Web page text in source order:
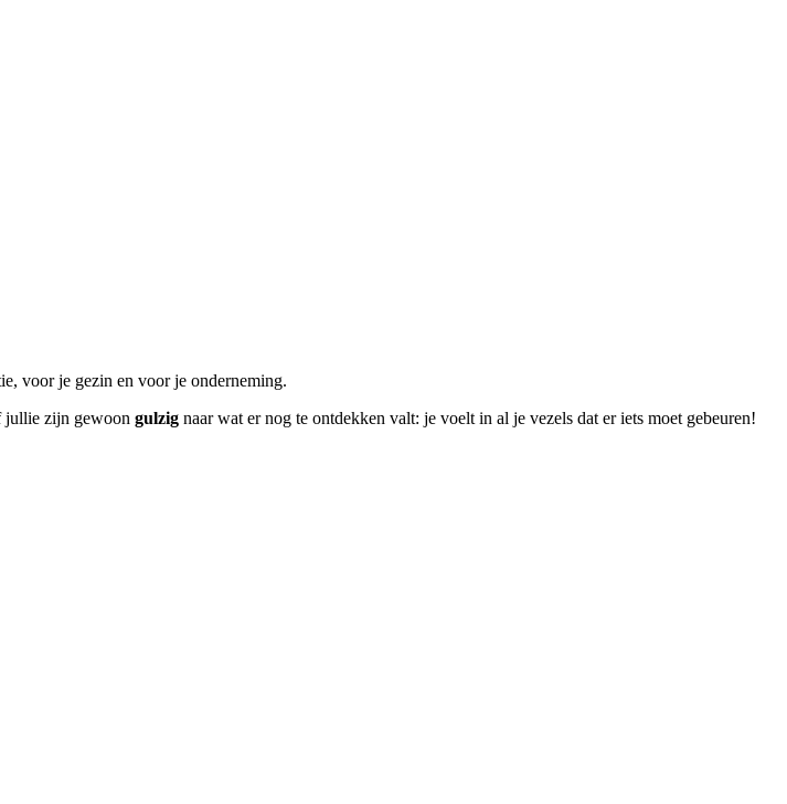
voor je gezin en voor je onderneming.
jullie zijn gewoon gulzig naar wat er nog te ontdekken valt: je voelt in al je vezels dat er iets moet gebeuren!